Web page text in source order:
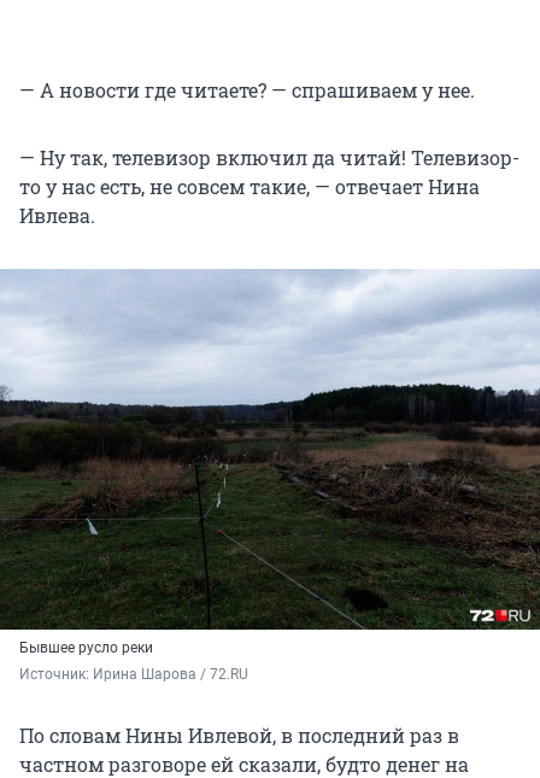
— А новости где читаете? — спрашиваем у нее.
— Ну так, телевизор включил да читай! Телевизор-
то у нас есть, не совсем такие, — отвечает Нина
Ивлева.
Бывшее русло реки
Источник: Ирина Шарова / 72.RU
По словам Нины Ивлевой, в последний раз в
частном разговоре ей сказали, будто денег на